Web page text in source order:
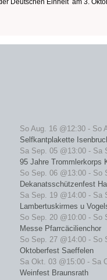
Deutschen Einheit am 3.
So Aug. 16 @12:30 - So
Selfkantplakette
Sa Sep. 05 @13:00 - Sa
95 Jahre Trommlerkorps
So Sep. 06 @13:00 - So
Dekanatsschützenfest
Sa Sep. 19 @14:00 - Sa
Lambertuskirmes u
So Sep. 20 @10:00 - So
Messe Pfarrcäcilienchor
So Sep. 27 @14:00 - So
Oktoberfest Saeffelen
Sa Okt. 03 @15:00 - Sa
Weinfest Braunsrath